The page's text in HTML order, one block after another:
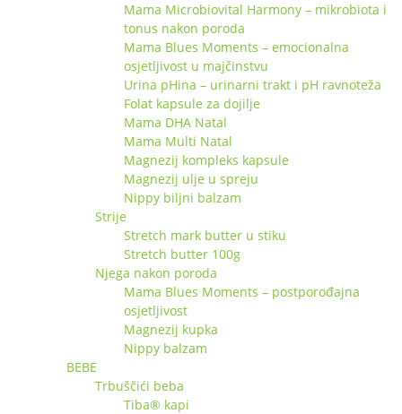
Mama Microbiovital Harmony – mikrobiota i
tonus nakon poroda
Mama Blues Moments – emocionalna
osjetljivost u majčinstvu
Urina pHina – urinarni trakt i pH ravnoteža
Folat kapsule za dojilje
Mama DHA Natal
Mama Multi Natal
Magnezij kompleks kapsule
Magnezij ulje u spreju
Nippy biljni balzam
Strije
Stretch mark butter u stiku
Stretch butter 100g
Njega nakon poroda
Mama Blues Moments – postporođajna
osjetljivost
Magnezij kupka
Nippy balzam
BEBE
Trbuščići beba
Tiba® kapi